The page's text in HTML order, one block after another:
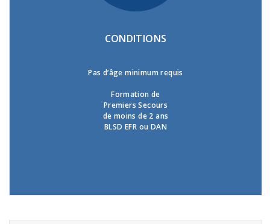
CONDITIONS
Pas d’âge minimum requis
Formation de
Premiers Secours
de moins de 2 ans
BLSD EFR ou DAN